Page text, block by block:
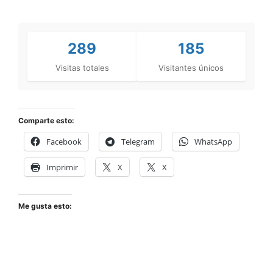
289
Visitas totales
185
Visitantes únicos
Comparte esto:
Facebook Telegram WhatsApp
Imprimir X X
Me gusta esto: